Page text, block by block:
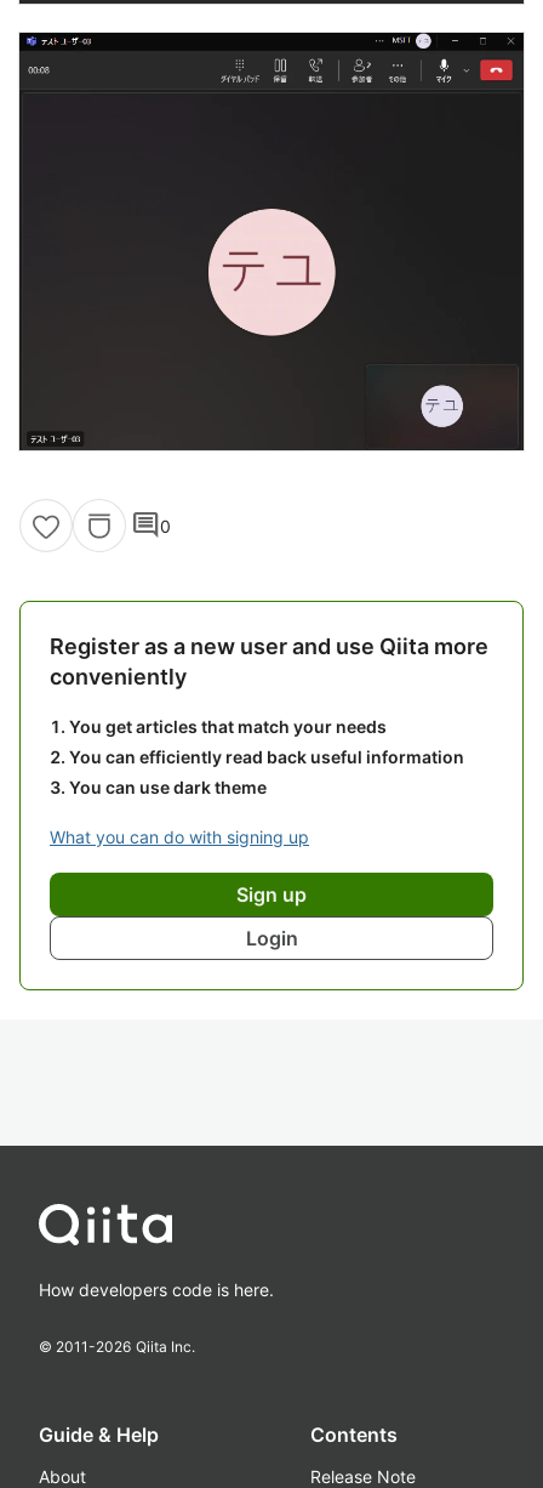
comment0
Register as a new user and use Qiita more
conveniently
You get articles that match your needs
You can efficiently read back useful information
You can use dark theme
What you can do with signing up
Sign up
Login
How developers code is here.
© 2011-2026 Qiita Inc.
Guide & Help
About
Contents
Release Note